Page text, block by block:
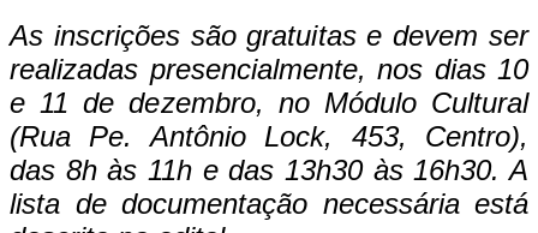
As inscrições são gratuitas e devem ser
realizadas presencialmente, nos dias 10
e 11 de dezembro, no Módulo Cultural
(Rua Pe. Antônio Lock, 453, Centro),
das 8h às 11h e das 13h30 às 16h30. A
lista de documentação necessária está